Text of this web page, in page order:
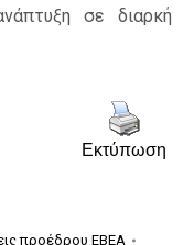
σε διαρκή
Εκτύπωση
προέδρου ΕΒΕΑ